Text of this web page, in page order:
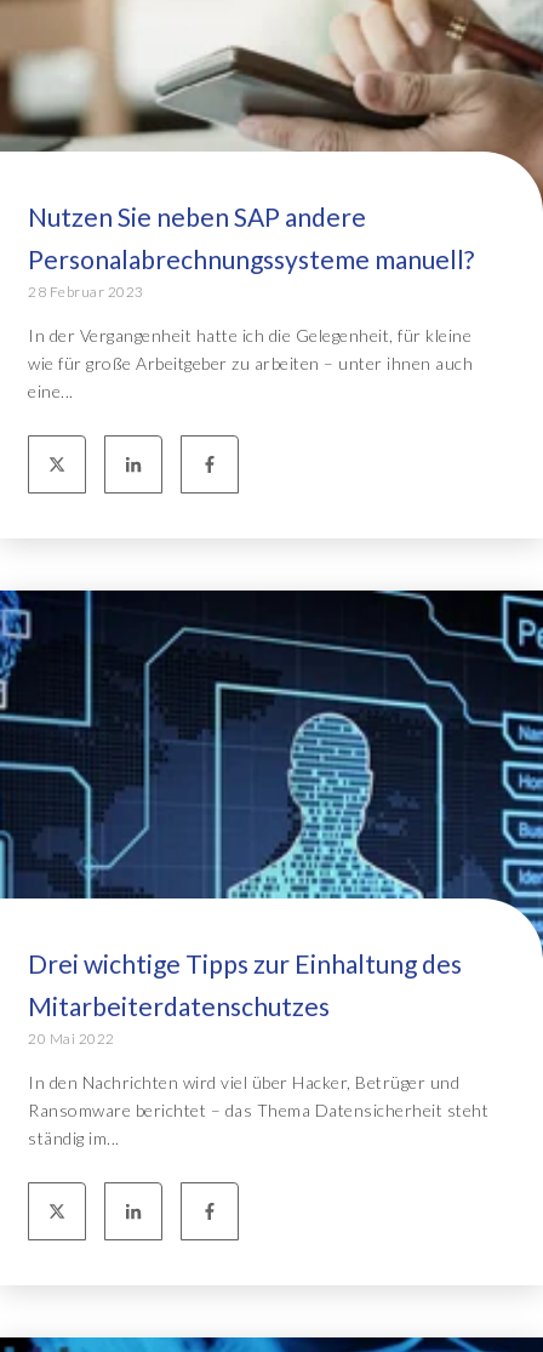
Nutzen Sie neben SAP andere
Personalabrechnungssysteme manuell?
28 Februar 2023
In der Vergangenheit hatte ich die Gelegenheit, für kleine
wie für große Arbeitgeber zu arbeiten – unter ihnen auch
eine...
Drei wichtige Tipps zur Einhaltung des
Mitarbeiterdatenschutzes
20 Mai 2022
In den Nachrichten wird viel über Hacker, Betrüger und
Ransomware berichtet – das Thema Datensicherheit steht
ständig im...